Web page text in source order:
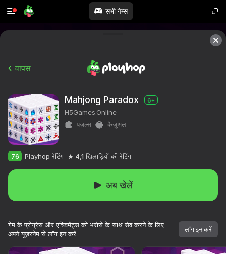
सभी गेम्स
वापस
Mahjong Paradox 6+
H5Games.Online
पज़ल्स
कैज़ुअल
76 Playhop रेटिंग 4,1 खिलाड़ियों की रेटिंग
अब खेलें
गेम के प्रोग्रेस और एचिवमेंट्स को भरोसे के साथ सेव करने के लिए
अपने यूज़रनेम से लॉग इन करें
लॉग इन करें